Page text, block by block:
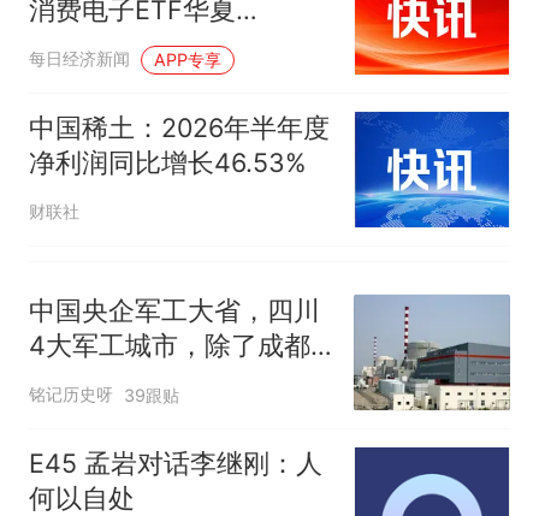
来源：参考消息）
笔试第一被第二名传话劝弃考
官方通报
因老师一句“跟我回家”改写了
人生
消费电子ETF华夏
（159732）上涨1.82%，
宏科技涨7.12%
每日经济新闻 APP专享
中国稀土：2026年半年度
净利润同比增长46.53%
财联社
中国央企军工大省，四川
4大军工城市，除了成都
绵阳泸州还有谁？
铭记历史呀 39跟贴
E45 孟岩对话李继刚：人
何以自处